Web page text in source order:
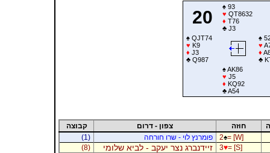
20
♠93
♥ QT8632
♦ T76
♣J3
♠QJT74
♥ K9
♦ J3
♣Q987
♠
♥
♦
♣
♠AK86
♥ J5
♦ KQ92
♣A54
חוזה צפון - דרום
קבוצה
2♠= [W] פומרנץ לוי - שרו חורחה
(1)
3♥= [S] זיידנברג נצר יעקב - לביא שלומי
(8)